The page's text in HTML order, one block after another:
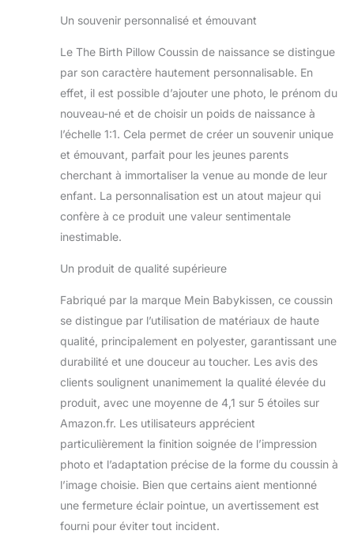
garçon et fille |
baptême
aura le même poids
rendant le souvenir
encore plus réaliste.
DESIGN
INTEMPOREL -
Grâce à son design
intemporel, The Birth
Pillow s’intègre
harmonieusement
d’enfant, y apportant
une touche
douce et
PERSONNALISATION
UNIQUE - Au dos de
chaque Birth Pillow,
naissance de votre
bébé sont
délicatement
brodées : prénom,
taille, poids, date et
heure de naissance.
Chaque oreiller
devient ainsi un
souvenir unique et
profondément
Un souvenir personnalisé et émouvant
Le The Birth Pillow Coussin de naissance se distingue
par son caractère hautement personnalisable. En
effet, il est possible d’ajouter une photo, le prénom du
nouveau-né et de choisir un poids de naissance à
l’échelle 1:1. Cela permet de créer un souvenir unique
et émouvant, parfait pour les jeunes parents
cherchant à immortaliser la venue au monde de leur
enfant. La personnalisation est un atout majeur qui
confère à ce produit une valeur sentimentale
inestimable.
Un produit de qualité supérieure
Fabriqué par la marque Mein Babykissen, ce coussin
se distingue par l’utilisation de matériaux de haute
qualité, principalement en polyester, garantissant une
durabilité et une douceur au toucher. Les avis des
clients soulignent unanimement la qualité élevée du
produit, avec une moyenne de 4,1 sur 5 étoiles sur
Amazon.fr. Les utilisateurs apprécient
particulièrement la finition soignée de l’impression
photo et l’adaptation précise de la forme du coussin à
l’image choisie. Bien que certains aient mentionné
une fermeture éclair pointue, un avertissement est
fourni pour éviter tout incident.